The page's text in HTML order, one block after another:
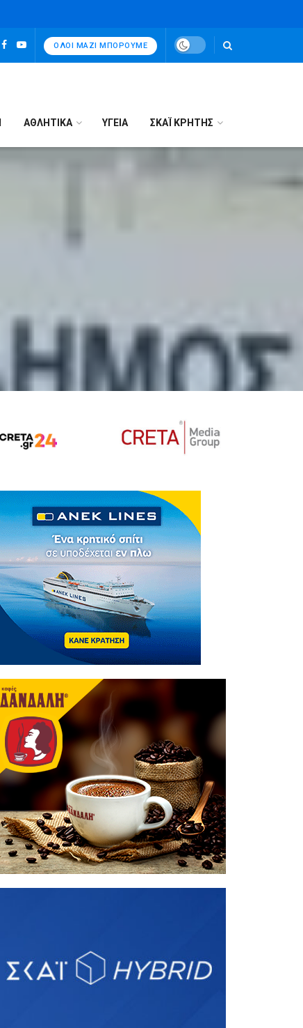
ΌΛΟΙ ΜΑΖΊ ΜΠΟΡΟΎΜΕ
ΑΘΛΗΤΙΚΑ ΥΓΕΙΑ ΣΚΑΪ ΚΡΗΤΗΣ